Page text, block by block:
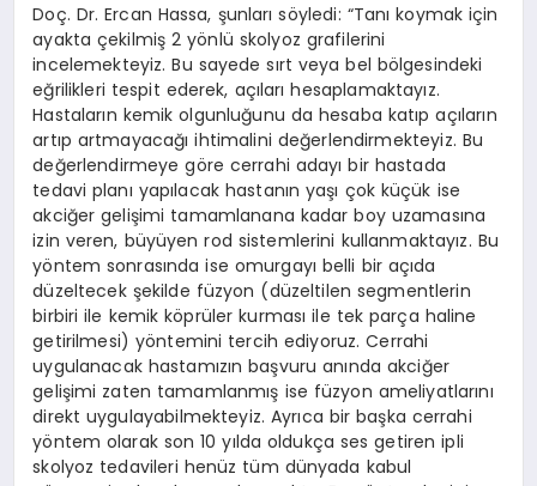
Doç. Dr. Ercan Hassa, şunları söyledi: “Tanı koymak için
ayakta çekilmiş 2 yönlü skolyoz grafilerini
incelemekteyiz. Bu sayede sırt veya bel bölgesindeki
eğrilikleri tespit ederek, açıları hesaplamaktayız.
Hastaların kemik olgunluğunu da hesaba katıp açıların
artıp artmayacağı ihtimalini değerlendirmekteyiz. Bu
değerlendirmeye göre cerrahi adayı bir hastada
tedavi planı yapılacak hastanın yaşı çok küçük ise
akciğer gelişimi tamamlanana kadar boy uzamasına
izin veren, büyüyen rod sistemlerini kullanmaktayız. Bu
yöntem sonrasında ise omurgayı belli bir açıda
düzeltecek şekilde füzyon (düzeltilen segmentlerin
birbiri ile kemik köprüler kurması ile tek parça haline
getirilmesi) yöntemini tercih ediyoruz. Cerrahi
uygulanacak hastamızın başvuru anında akciğer
gelişimi zaten tamamlanmış ise füzyon ameliyatlarını
direkt uygulayabilmekteyiz. Ayrıca bir başka cerrahi
yöntem olarak son 10 yılda oldukça ses getiren ipli
skolyoz tedavileri henüz tüm dünyada kabul